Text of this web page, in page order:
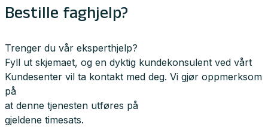
Bestille faghjelp?
Trenger du vår eksperthjelp?
Fyll ut skjemaet, og en dyktig kundekonsulent ved vårt
Kundesenter vil ta kontakt med deg. Vi gjør oppmerksom
på
at denne tjenesten utføres på
gjeldene timesats.